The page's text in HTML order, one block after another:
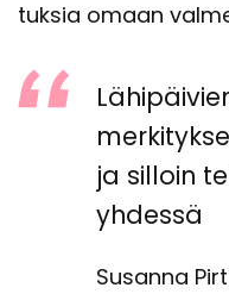
tuk­sia omaan
ja sil­loin
yh­des­sä
Susanna